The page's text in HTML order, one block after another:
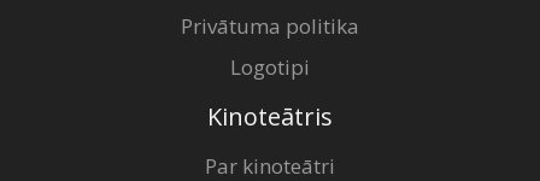
Privātuma politika
Logotipi
Kinoteātris
Par kinoteātri